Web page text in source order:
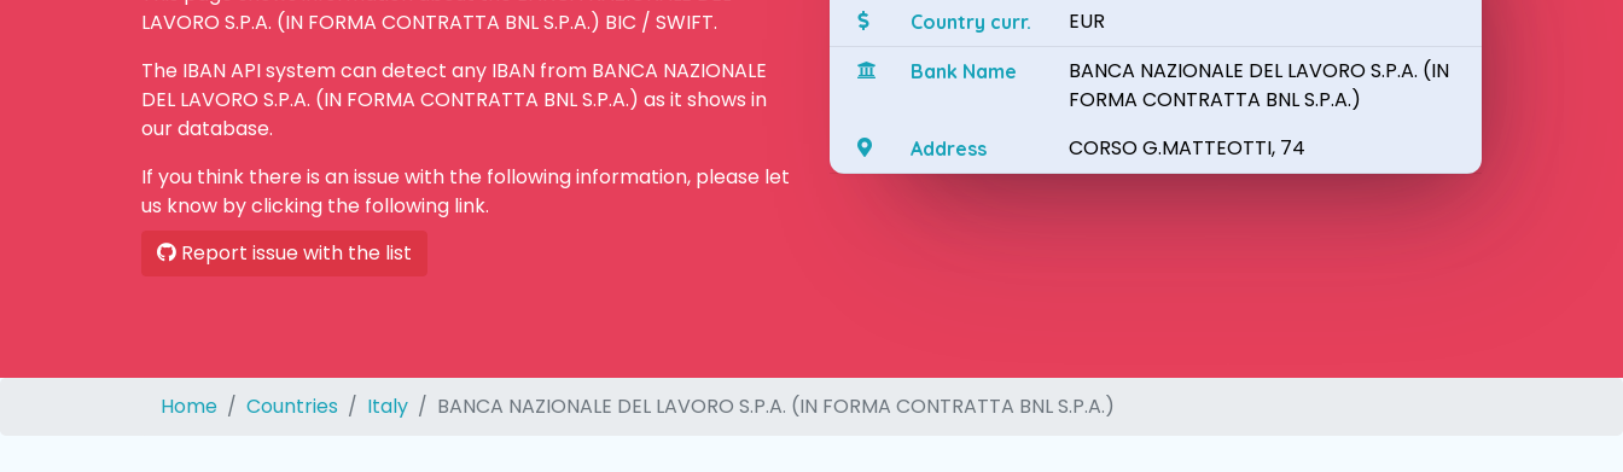
LAVORO S.P.A. (IN FORMA CONTRATTA BNL S.P.A.) BIC / SWIFT.
The IBAN API system can detect any IBAN from BANCA NAZIONALE
DEL LAVORO S.P.A. (IN FORMA CONTRATTA BNL S.P.A.) as it shows in
our database.
If you think there is an issue with the following information, please let
us know by clicking the following link.
Report issue with the list
Country curr. EUR
Bank Name
BANCA NAZIONALE DEL LAVORO S.P.A. (IN
FORMA CONTRATTA BNL S.P.A.)
Address CORSO G.MATTEOTTI, 74
Home Countries Italy BANCA NAZIONALE DEL LAVORO S.P.A. (IN FORMA CONTRATTA BNL S.P.A.)